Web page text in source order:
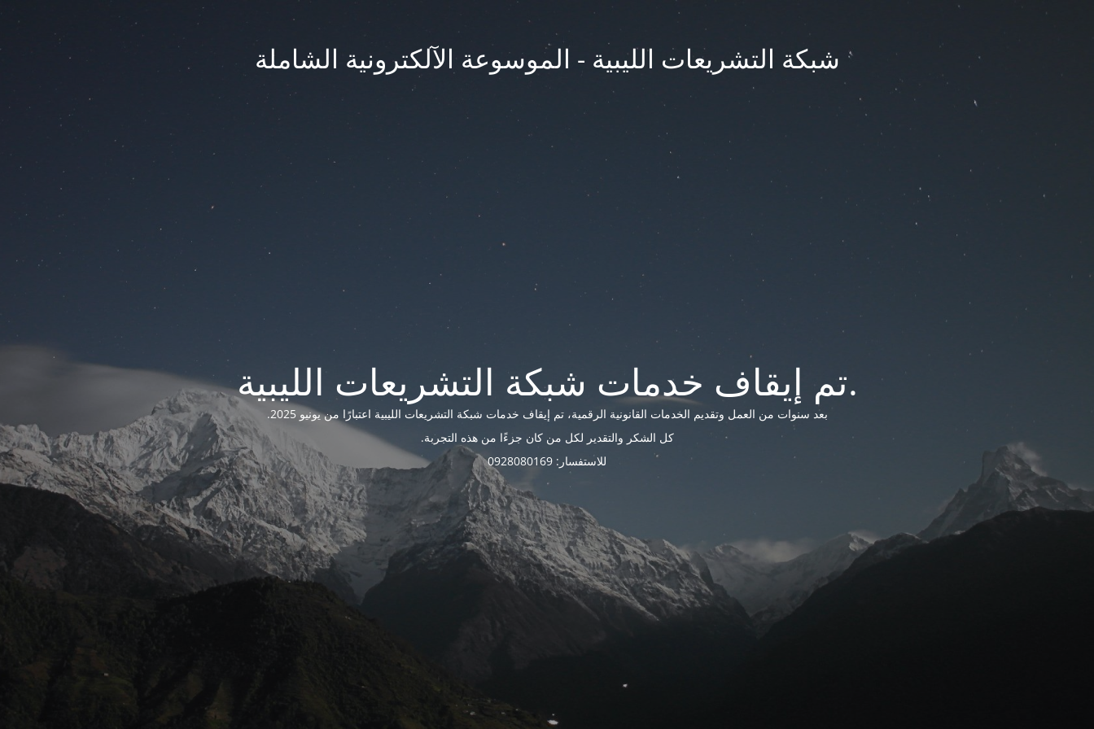
شبكة التشريعات الليبية - الموسوعة الآلكترونية الشاملة
تم إيقاف خدمات شبكة التشريعات الليبية.
بعد سنوات من العمل وتقديم الخدمات القانونية الرقمية، تم إيقاف خدمات شبكة التشريعات الليبية اعتبارًا من يونيو 2025.
كل الشكر والتقدير لكل من كان جزءًا من هذه التجربة.
للاستفسار: 0928080169